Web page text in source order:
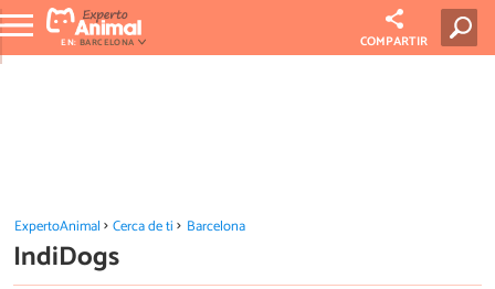
EN: BARCELONA COMPARTIR
ExpertoAnimal Cerca de ti Barcelona
IndiDogs